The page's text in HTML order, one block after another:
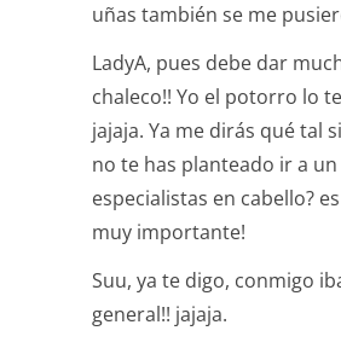
uñas también se me
LadyA, pues debe dar
chaleco!! Yo el potorro lo
jajaja. Ya me dirás qué tal
no te has planteado ir a
especialistas en cabello?
muy importante!
Suu, ya te digo, conmigo
general!! jajaja.